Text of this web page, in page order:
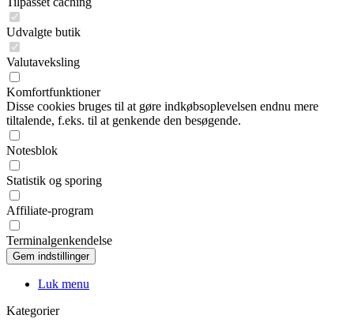
Udvalgte butik
Valutaveksling
Komfortfunktioner
Disse cookies bruges til at gøre indkøbsoplevelsen endnu mere
tiltalende, f.eks. til at genkende den besøgende.
Notesblok
Statistik og sporing
Affiliate-program
Terminalgenkendelse
Luk menu
Kategorier